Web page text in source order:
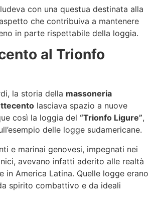
con una questua destinata alla
che contribuiva a mantenere
in parte rispettabile della loggia.
al Trionfo
la storia della massoneria
lasciava spazio a nuove
così la loggia del “Trionfo Ligure”,
delle logge sudamericane.
e marinai genovesi, impegnati nei
avevano infatti aderito alle realtà
in America Latina. Quelle logge erano
spirito combattivo e da ideali